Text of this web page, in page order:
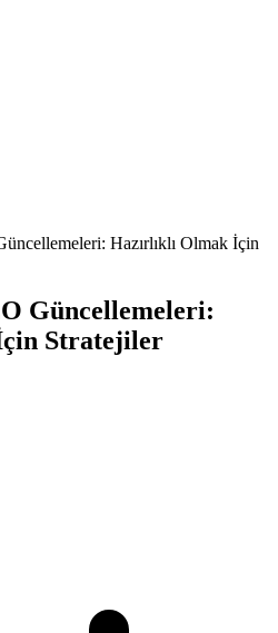
Hazırlıklı Olmak İçin
Güncellemeleri:
Stratejiler